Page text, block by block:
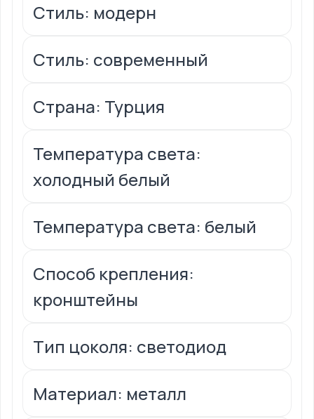
Стиль: модерн
Стиль: современный
Страна: Турция
Температура света:
холодный белый
Температура света: белый
Способ крепления:
кронштейны
Тип цоколя: светодиод
Материал: металл